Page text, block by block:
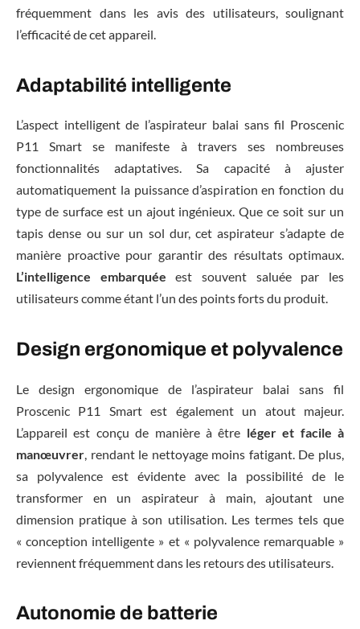
fréquemment dans les avis des utilisateurs, soulignant
l’efficacité de cet appareil.
Adaptabilité intelligente
L’aspect intelligent de l’aspirateur balai sans fil Proscenic
P11 Smart se manifeste à travers ses nombreuses
fonctionnalités adaptatives. Sa capacité à ajuster
automatiquement la puissance d’aspiration en fonction du
type de surface est un ajout ingénieux. Que ce soit sur un
tapis dense ou sur un sol dur, cet aspirateur s’adapte de
manière proactive pour garantir des résultats optimaux.
L’intelligence embarquée est souvent saluée par les
utilisateurs comme étant l’un des points forts du produit.
Design ergonomique et polyvalence
Le design ergonomique de l’aspirateur balai sans fil
Proscenic P11 Smart est également un atout majeur.
L’appareil est conçu de manière à être léger et facile à
manœuvrer , rendant le nettoyage moins fatigant. De plus,
sa polyvalence est évidente avec la possibilité de le
transformer en un aspirateur à main, ajoutant une
dimension pratique à son utilisation. Les termes tels que
« conception intelligente » et « polyvalence remarquable »
reviennent fréquemment dans les retours des utilisateurs.
Autonomie de batterie